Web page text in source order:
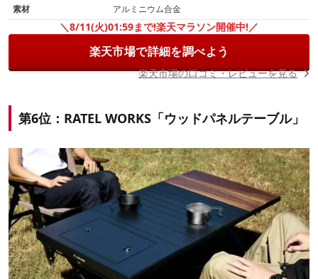
素材
アルミニウム合金
＼8/11(火)01:59まで!楽天マラソン開催中!／
楽天市場で詳細を調べよう
楽天市場の口コミ・レビューを見る
第6位：RATEL WORKS「ウッドパネルテーブル」